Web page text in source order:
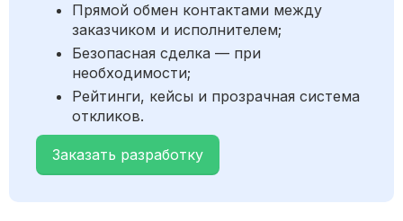
Прямой обмен контактами между
заказчиком и исполнителем;
Безопасная сделка — при
необходимости;
Рейтинги, кейсы и прозрачная система
откликов.
Заказать разработку